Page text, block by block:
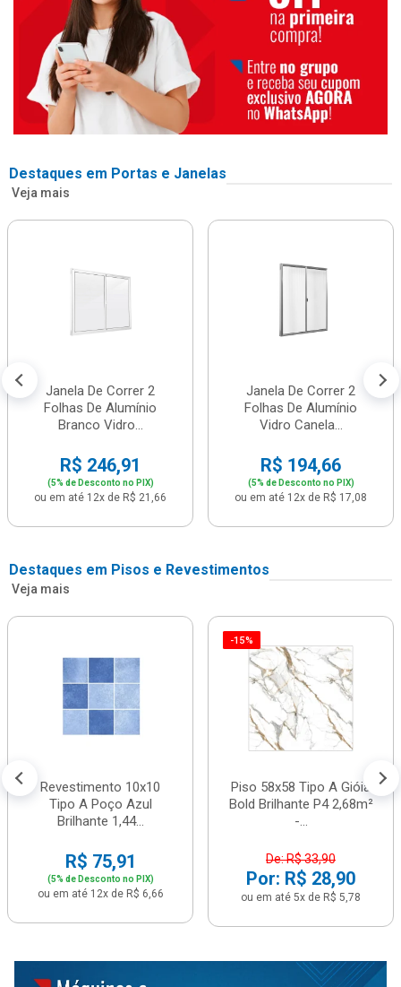
Destaques em Portas e Janelas
Veja mais
Janela De Correr 2
Folhas De Alumínio
Branco Vidro...
R$ 246,91
(5% de Desconto no PIX)
ou em até 12x de R$ 21,66
Janela De Correr 2
Folhas De Alumínio
Vidro Canela...
R$ 194,66
(5% de Desconto no PIX)
ou em até 12x de R$ 17,08
Destaques em Pisos e Revestimentos
Veja mais
Revestimento 10x10
Tipo A Poço Azul
Brilhante 1,44...
R$ 75,91
(5% de Desconto no PIX)
ou em até 12x de R$ 6,66
-15%
Piso 58x58 Tipo A Gióia
Bold Brilhante P4 2,68m²
-...
De: R$ 33,90
Por: R$ 28,90
ou em até 5x de R$ 5,78